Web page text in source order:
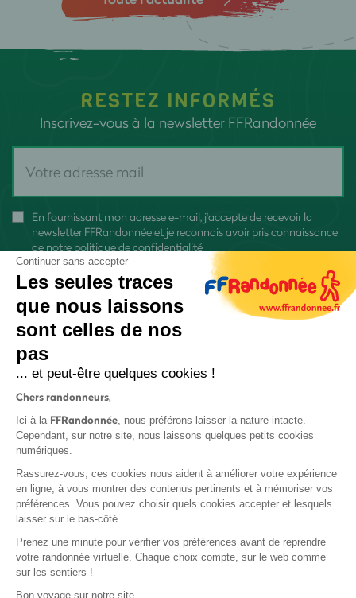
RESTEZ INFORMÉS
Inscrivez-vous à la newsletter FFRandonnée
En fournissant mon adresse e-mail, j'accepte de recevoir la
newsletter FFRandonnée et je reconnais avoir pris connaissance
de notre politique de confidentialité
Protection des données
Politique de confidentialité
Continuer sans accepter
Les seules traces
que nous laissons
sont celles de nos
pas
... et peut-être quelques cookies !
Chers randonneurs,
Ici à la FFRandonnée, nous préférons laisser la nature intacte.
Cependant, sur notre site, nous laissons quelques petits cookies
numériques.
Rassurez-vous, ces cookies nous aident à améliorer votre expérience
en ligne, à vous montrer des contenus pertinents et à mémoriser vos
préférences. Vous pouvez choisir quels cookies accepter et lesquels
laisser sur le bas-côté.
Prenez une minute pour vérifier vos préférences avant de reprendre
votre randonnée virtuelle. Chaque choix compte, sur le web comme
sur les sentiers !
Bon voyage sur notre site,